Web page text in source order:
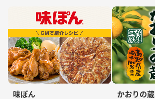
味ぽん かおりの蔵